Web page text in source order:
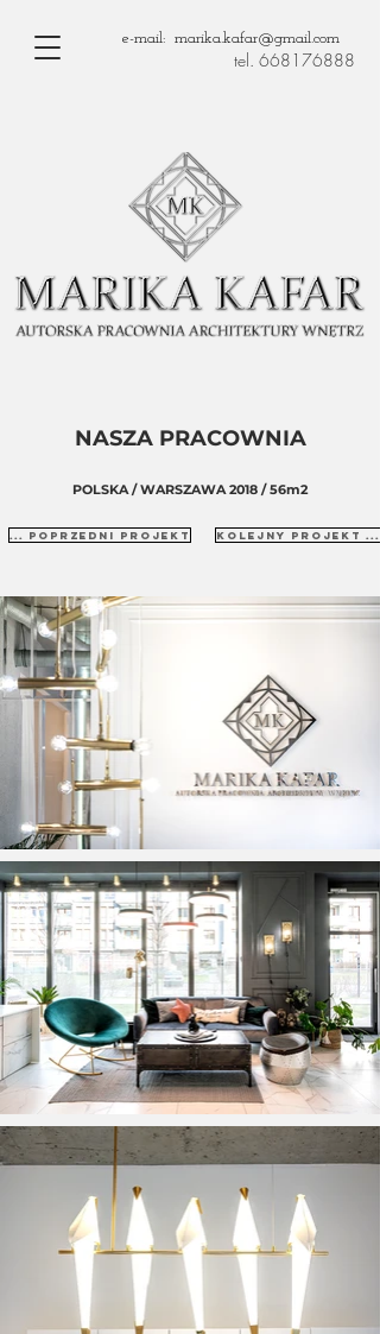
e-mail: marika.kafar@gmail.com
tel. 668176888
NASZA PRACOWNIA
POLSKA / WARSZAWA 2018 / 56m2
... poprzedni projekt kolejny projekt ...